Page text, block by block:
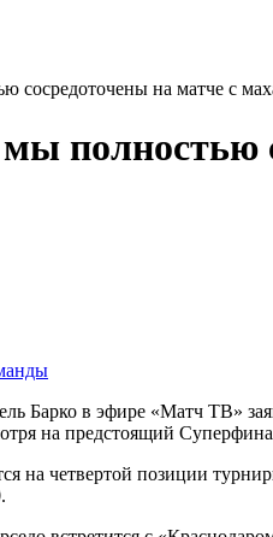
сосредоточены на матче с
полностью
Барко в эфире «Матч ТВ»
на предстоящий
на четвертой позиции